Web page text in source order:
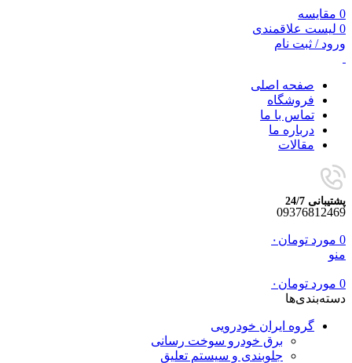
0 مقایسه
0 لیست علاقمندی
ورود / ثبت نام
صفحه اصلی
فروشگاه
تماس با ما
درباره ما
مقالات
پشتیبانی 24/7
09376812469
0 مورد تومان ۰
منو
0 مورد تومان ۰
دسته‌بندی‌ها
گروه ایران خودرویی
برق خودرو سوخت رسانی
جلوبندی و سیستم تعلیق